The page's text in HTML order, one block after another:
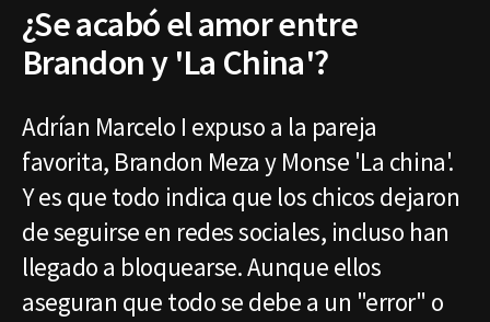
¿Se acabó el amor entre
Brandon y 'La China'?
Adrían Marcelo I expuso a la pareja
favorita, Brandon Meza y Monse 'La china'.
Y es que todo indica que los chicos dejaron
de seguirse en redes sociales, incluso han
llegado a bloquearse. Aunque ellos
aseguran que todo se debe a un "error" o